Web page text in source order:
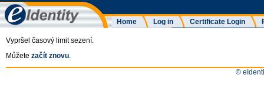
Home Log in Certificate Login
Vypršel časový limit sezení.
Můžete začít znovu.
©